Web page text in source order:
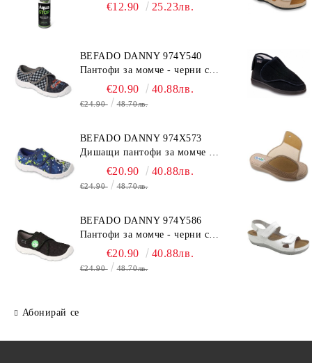
€12.90 25.23лв.
BEFADO DANNY 974Y540
Пантофи за момче - черни с
€20.90 40.88лв.
€24.90 48.70лв.
BEFADO DANNY 974X573
Дишащи пантофи за момче -
сини с топка
€20.90 40.88лв.
€24.90 48.70лв.
BEFADO DANNY 974Y586
Пантофи за момче - черни с
динозавър€20.90 40.88лв.
€24.90 48.70лв.
Абонирай се